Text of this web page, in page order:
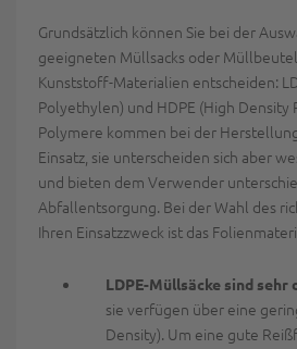
Grundsätzlich können Sie bei der
geeigneten Müllsacks oder
Kunststoff-Materialien entscheiden:
Polyethylen) und HDPE (High Density
Polymere kommen bei der
Einsatz, sie unterscheiden sich aber
und bieten dem Verwender
Abfallentsorgung. Bei der Wahl des
Ihren Einsatzzweck ist das
LDPE-Müllsäcke sind sehr
sie verfügen über eine
Density). Um eine gute